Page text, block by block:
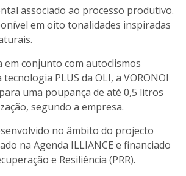
associado ao processo produtivo.
em oito tonalidades inspiradas
em conjunto com autoclismos
PLUS da OLI, a VORONOI
uma poupança de até 0,5 litros
segundo a empresa.
no âmbito do projecto
na Agenda ILLIANCE e financiado
e Resiliência (PRR).